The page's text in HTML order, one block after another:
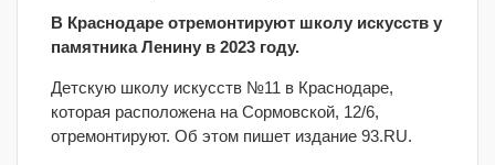
В Краснодаре отремонтируют школу искусств у
памятника Ленину в 2023 году.
Детскую школу искусств №11 в Краснодаре,
которая расположена на Сормовской, 12/6,
отремонтируют. Об этом пишет издание 93.RU.